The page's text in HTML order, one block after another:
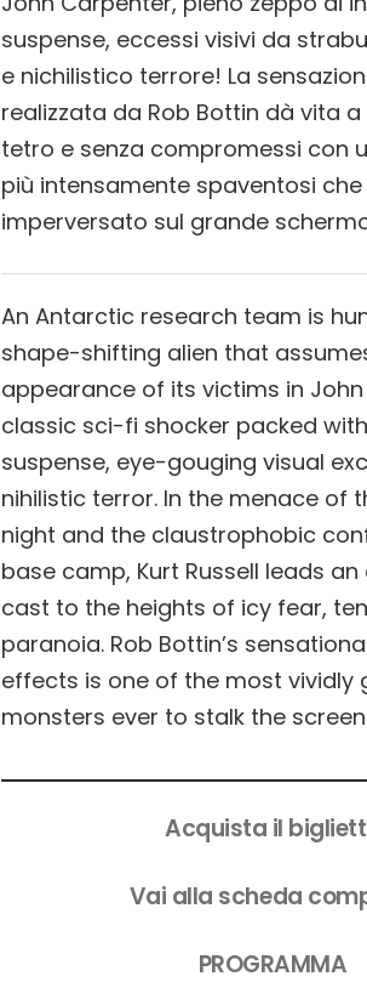
suspense, eccessi visivi da
e nichilistico terrore! La
realizzata da Rob Bottin dà vita
tetro e senza compromessi con
più intensamente spaventosi
imperversato sul grande
An Antarctic research team is
shape-shifting alien that
appearance of its victims in John
classic sci-fi shocker packed
suspense, eye-gouging visual
nihilistic terror. In the menace of
night and the claustrophobic
base camp, Kurt Russell leads
cast to the heights of icy fear,
paranoia. Rob Bottin’s
effects is one of the most vividly
monsters ever to stalk the
Acquista il
Vai alla scheda
PROGRAMMA